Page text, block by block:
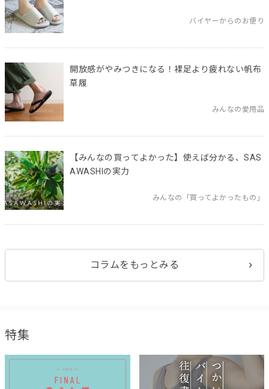
バイヤーからのお便り
開放感がやみつきになる！裸足より疲れない帆布
草履
みんなの愛用品
【みんなの買ってよかった】使えば分かる、SAS
AWASHIの実力
みんなの「買ってよかったもの」
コラムをもっとみる
特集